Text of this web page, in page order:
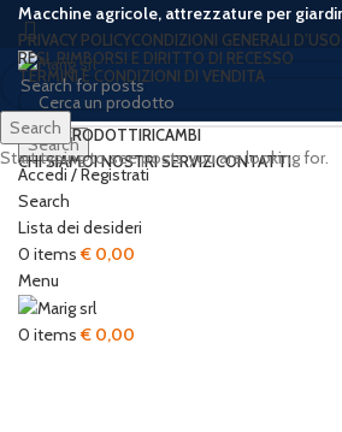
Macchine agricole, attrezzature per
PRIVACY POLICYCONDIZIONI GENERALI D’USO
RESI, RIMBORSI E DIRITTO DI RECESSO
TERMINI E CONDIZIONI DI VENDITA
Search
Accedi / Registrati
Search
Lista dei desideri
0 items € 0,00
Menu
0 items € 0,00
HOME PRODOTTIRICAMBI
CHI SIAMOI NOSTRI SERVIZICONTATTI
Sold out
Click to enlarge
Search
Start typing to see posts you are looking for.